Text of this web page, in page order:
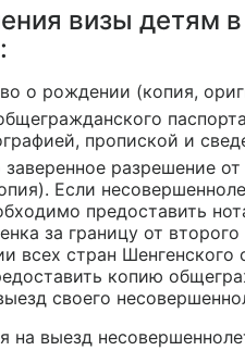
визы детям в
о рождении (копия,
пропиской и
разрешение
Если
предоставить
за границу от
всех стран
копию
своего
на выезд